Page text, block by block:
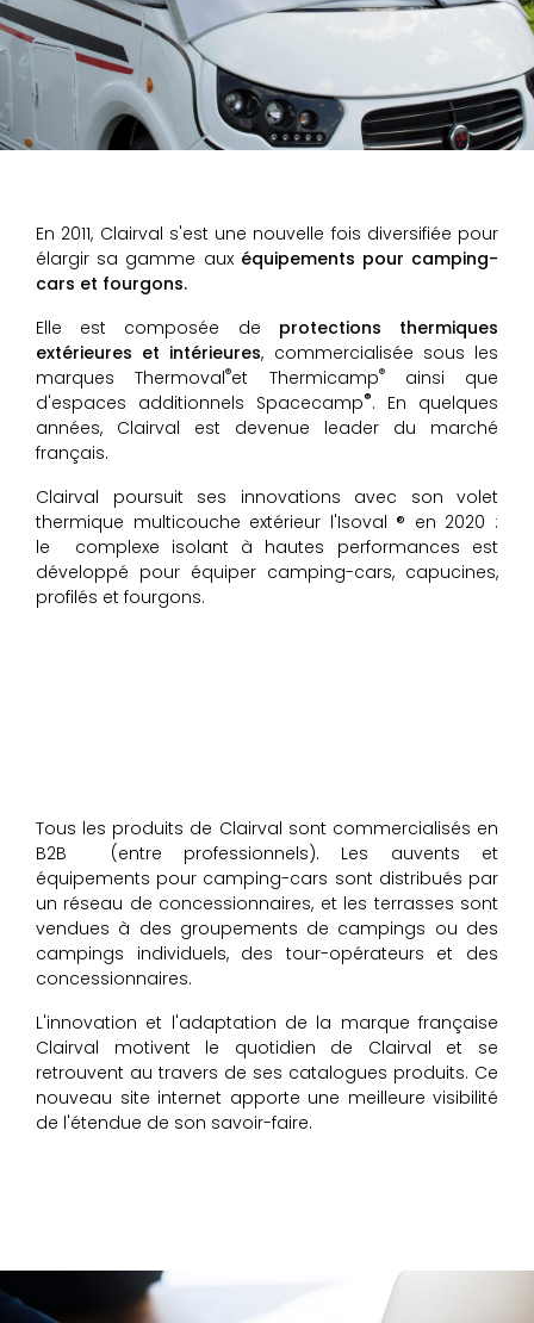
En 2011, Clairval s'est une nouvelle fois diversifiée pour
élargir sa gamme aux équipements pour camping-
cars et fourgons.
Elle est composée de protections thermiques
extérieures et intérieures, commercialisée sous les
marques Thermoval®et Thermicamp®ainsi que
d'espaces additionnels Spacecamp®. En quelques
années, Clairval est devenue leader du marché
français.
Clairval poursuit ses innovations avec son volet
thermique multicouche extérieur l'Isoval ® en 2020 :
le complexe isolant à hautes performances est
développé pour équiper camping-cars, capucines,
profilés et fourgons.
Tous les produits de Clairval sont commercialisés en
B2B (entre professionnels). Les auvents et
équipements pour camping-cars sont distribués par
un réseau de concessionnaires, et les terrasses sont
vendues à des groupements de campings ou des
campings individuels, des tour-opérateurs et des
concessionnaires.
L'innovation et l'adaptation de la marque française
Clairval
motivent le quotidien de Clairval et se
retrouvent au travers de ses catalogues produits. Ce
nouveau site internet apporte une meilleure visibilité
de l'étendue de son savoir-faire.